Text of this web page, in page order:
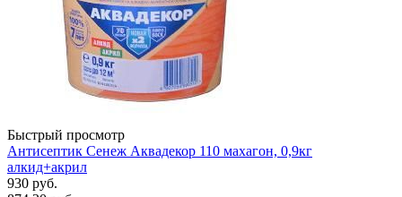
Быстрый просмотр
Антисептик Сенеж Аквадекор 110 махагон, 0,9кг
алкид+акрил
930 руб.